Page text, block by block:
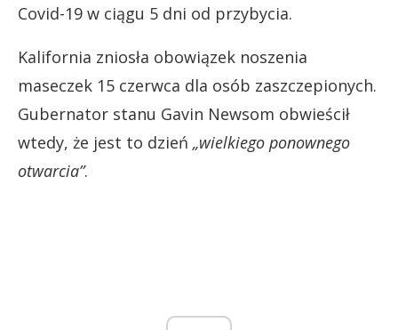
Covid-19 w ciągu 5 dni od przybycia.
Kalifornia zniosła obowiązek noszenia
maseczek 15 czerwca dla osób zaszczepionych.
Gubernator stanu Gavin Newsom obwieścił
wtedy, że jest to dzień „wielkiego ponownego
otwarcia”.